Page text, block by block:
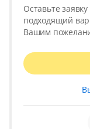
Оставьте
подходящий
Вашим